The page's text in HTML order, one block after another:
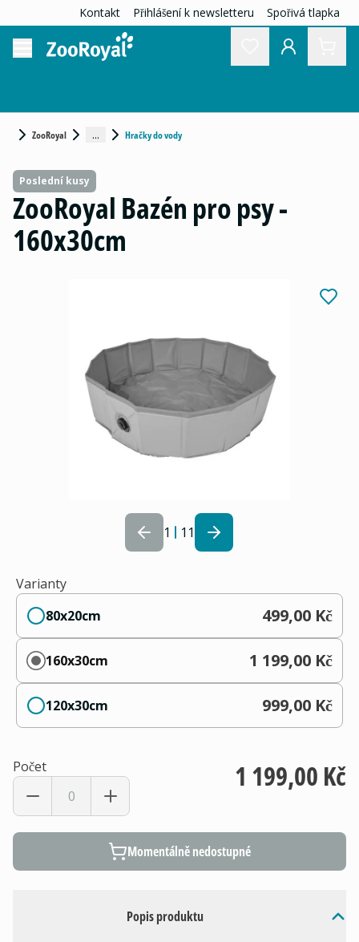
Kontakt Přihlášení k newsletteru Spořivá tlapka
ZooRoyal ... Hračky do vody
1 11
Popis produktu
Poslední kusy
ZooRoyal Bazén pro psy -
160x30cm
Varianty
80x20cm
499,00 Kč
160x30cm 1 199,00 Kč
120x30cm 999,00 Kč
Počet 1 199,00 Kč
Momentálně nedostupné